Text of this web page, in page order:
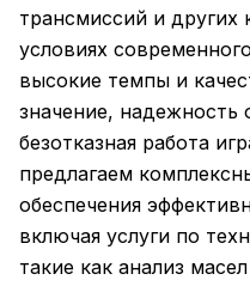
трансмиссий и
условиях
высокие темпы и
значение, надежность
безотказная работа
предлагаем
обеспечения
включая услуги по
такие как анализ